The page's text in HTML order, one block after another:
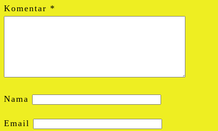
Komentar *
Nama
Email